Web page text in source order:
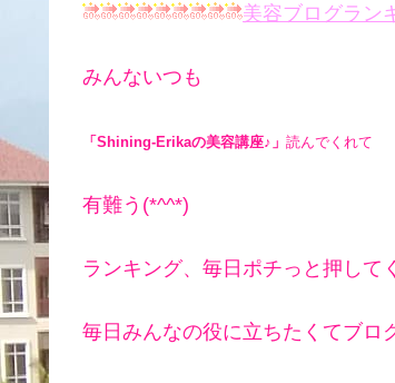
美容ブログラン
みんないつも
「Shining-Erikaの美容講座♪」 読んでくれて
有難う(*^^*)
ランキング、毎日ポチっと押して
毎日みんなの役に立ちたくてブロ